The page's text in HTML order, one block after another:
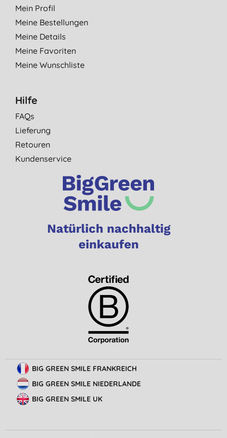
Mein Profil
Meine Bestellungen
Meine Details
Meine Favoriten
Meine Wunschliste
Hilfe
FAQs
Lieferung
Retouren
Kundenservice
Natürlich nachhaltig
einkaufen
BIG GREEN SMILE FRANKREICH
BIG GREEN SMILE NIEDERLANDE
BIG GREEN SMILE UK